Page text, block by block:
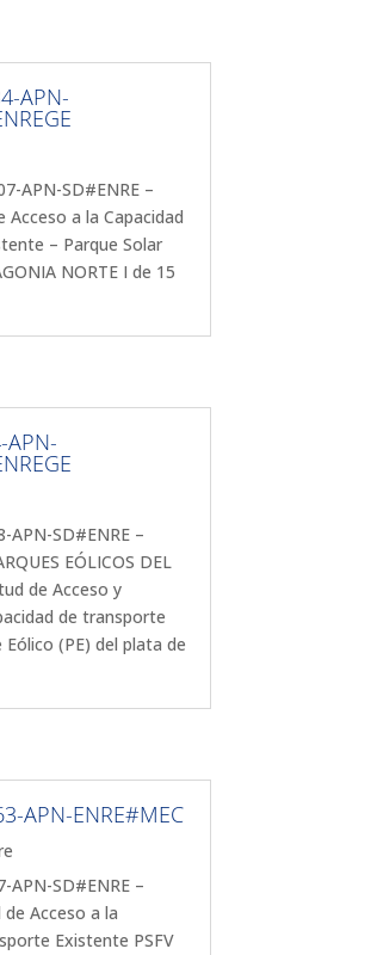
APN-
APN-SD#ENRE –
Acceso a la Capacidad
– Parque Solar
NORTE I de 15
APN-
APN-SD#ENRE –
EÓLICOS DEL
de Acceso y
de transporte
(PE) del plata de
APN-ENRE#MEC
APN-SD#ENRE –
de Acceso a la
Existente PSFV